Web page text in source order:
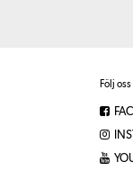
Följ oss